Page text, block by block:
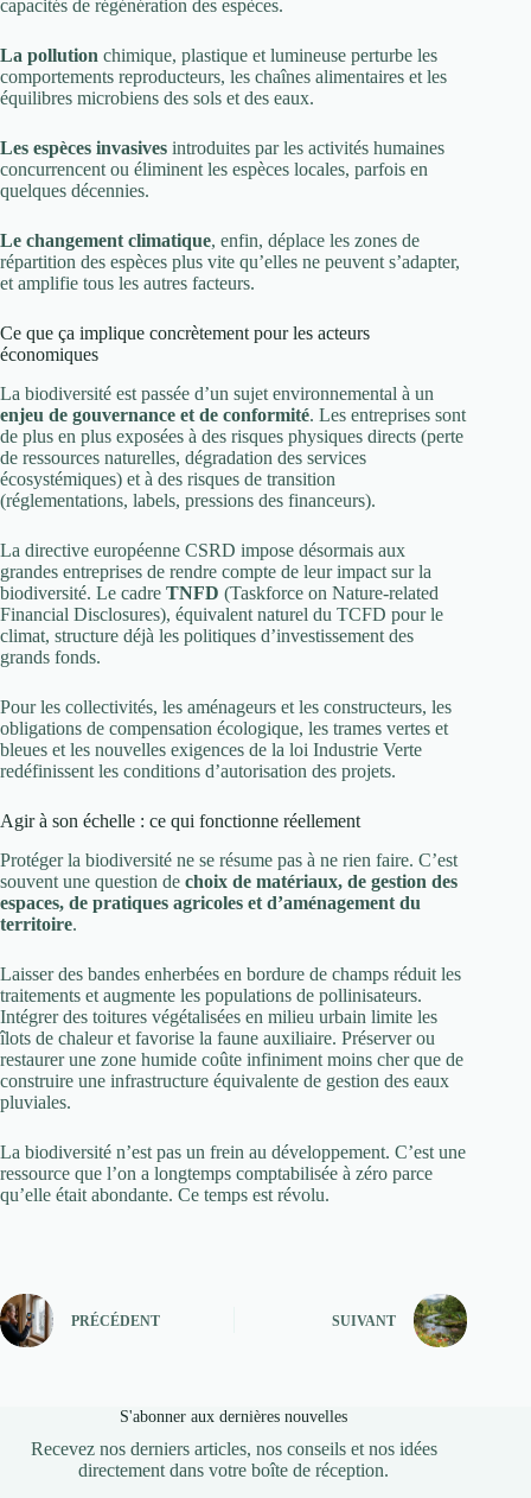
capacités de régénération des espèces.
La pollution chimique, plastique et lumineuse perturbe les
comportements reproducteurs, les chaînes alimentaires et les
équilibres microbiens des sols et des eaux.
Les espèces invasives introduites par les activités humaines
concurrencent ou éliminent les espèces locales, parfois en
quelques décennies.
Le changement climatique, enfin, déplace les zones de
répartition des espèces plus vite qu’elles ne peuvent s’adapter,
et amplifie tous les autres facteurs.
Ce que ça implique concrètement pour les acteurs
économiques
La biodiversité est passée d’un sujet environnemental à un
enjeu de gouvernance et de conformité. Les entreprises sont
de plus en plus exposées à des risques physiques directs (perte
de ressources naturelles, dégradation des services
écosystémiques) et à des risques de transition
(réglementations, labels, pressions des financeurs).
La directive européenne CSRD impose désormais aux
grandes entreprises de rendre compte de leur impact sur la
biodiversité. Le cadre TNFD (Taskforce on Nature-related
Financial Disclosures), équivalent naturel du TCFD pour le
climat, structure déjà les politiques d’investissement des
grands fonds.
Pour les collectivités, les aménageurs et les constructeurs, les
obligations de compensation écologique, les trames vertes et
bleues et les nouvelles exigences de la loi Industrie Verte
redéfinissent les conditions d’autorisation des projets.
Agir à son échelle : ce qui fonctionne réellement
Protéger la biodiversité ne se résume pas à ne rien faire. C’est
souvent une question de choix de matériaux, de gestion des
espaces, de pratiques agricoles et d’aménagement du
territoire.
Laisser des bandes enherbées en bordure de champs réduit les
traitements et augmente les populations de pollinisateurs.
Intégrer des toitures végétalisées en milieu urbain limite les
îlots de chaleur et favorise la faune auxiliaire. Préserver ou
restaurer une zone humide coûte infiniment moins cher que de
construire une infrastructure équivalente de gestion des eaux
pluviales.
La biodiversité n’est pas un frein au développement. C’est une
ressource que l’on a longtemps comptabilisée à zéro parce
qu’elle était abondante. Ce temps est révolu.
PRÉCÉDENT SUIVANT
S'abonner aux dernières nouvelles
Recevez nos derniers articles, nos conseils et nos idées
directement dans votre boîte de réception.